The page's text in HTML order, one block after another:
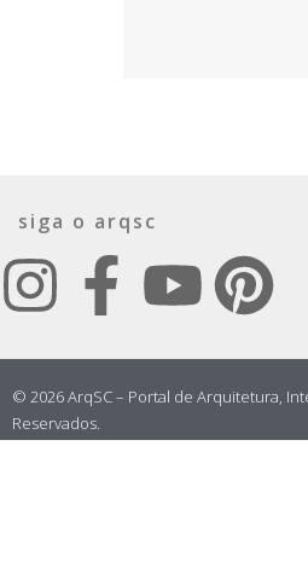
siga o arqsc
© 2026 ArqSC – Portal de Arquitetura,
Reservados.